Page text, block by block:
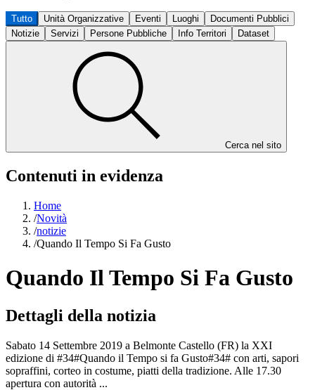
Tutto Unità Organizzative Eventi Luoghi
Documenti Pubblici
Notizie
Servizi Persone Pubbliche Info Territori Dataset
Cerca nel sito
Contenuti in evidenza
Home
/Novità
/notizie
/Quando Il Tempo Si Fa Gusto
Quando Il Tempo Si Fa Gusto
Dettagli della notizia
Sabato 14 Settembre 2019 a Belmonte Castello (FR) la XXI
edizione di #34#Quando il Tempo si fa Gusto#34# con arti, sapori
sopraffini, corteo in costume, piatti della tradizione. Alle 17.30
apertura con autorità ...